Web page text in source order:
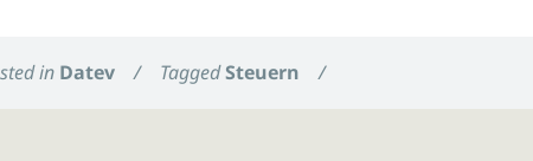
in Datev / TaggedSteuern /